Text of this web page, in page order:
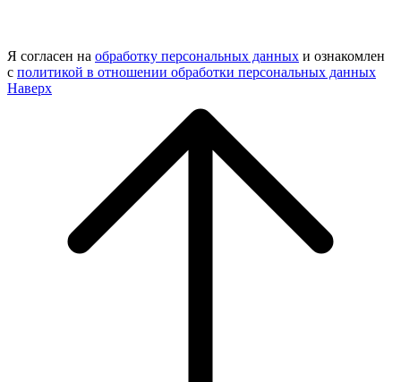
Я согласен на обработку персональных данных и ознакомлен
с политикой в отношении обработки персональных данных
Наверх